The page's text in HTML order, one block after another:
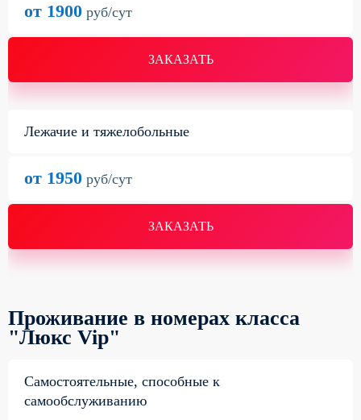
ЗАКАЗАТЬ
от 1900 руб/сут
Лежачие и тяжелобольные
ЗАКАЗАТЬ
от 1950 руб/сут
Проживание в номерах класса
"Люкс Vip"
Самостоятельные, способные к
самообслуживанию